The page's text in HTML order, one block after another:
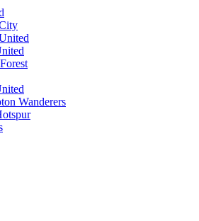
Wanderers